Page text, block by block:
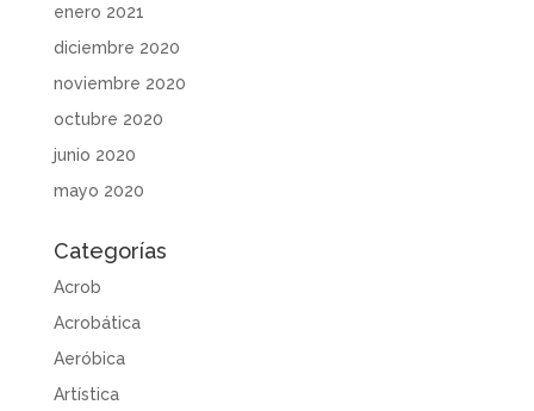
enero 2021
diciembre 2020
noviembre 2020
octubre 2020
junio 2020
mayo 2020
Categorías
Acrob
Acrobática
Aeróbica
Artística